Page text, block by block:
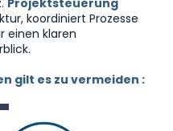
Projektsteuerung
koordiniert Prozesse
einen klaren
gilt es zu vermeiden :